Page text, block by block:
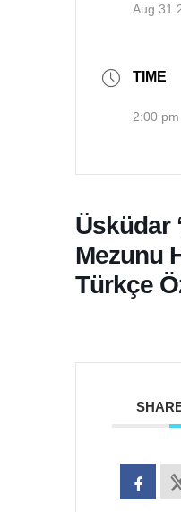
Aug 31
TIME
2:00
Üsküdar
Mezunu
Türkçe